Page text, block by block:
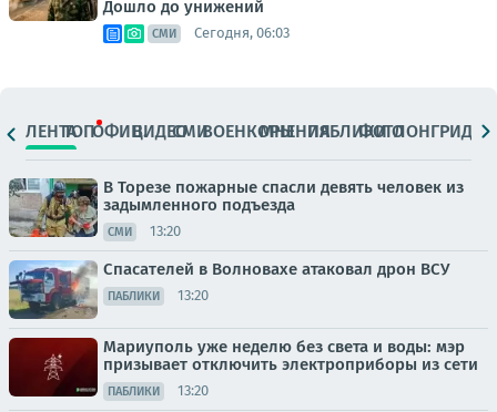
Дошло до унижений
СМИ Сегодня, 06:03
ЛЕНТАТОПОФИЦ.ВИДЕОСМИВОЕНКОРЫМНЕНИЯПАБЛИКИ
ФОТОЛОНГРИДЫ
В Торезе пожарные спасли девять человек из
задымленного подъезда
СМИ 13:20
Спасателей в Волновахе атаковал дрон ВСУ
ПАБЛИКИ 13:20
Мариуполь уже неделю без света и воды: мэр
призывает отключить электроприборы из сети
ПАБЛИКИ 13:20